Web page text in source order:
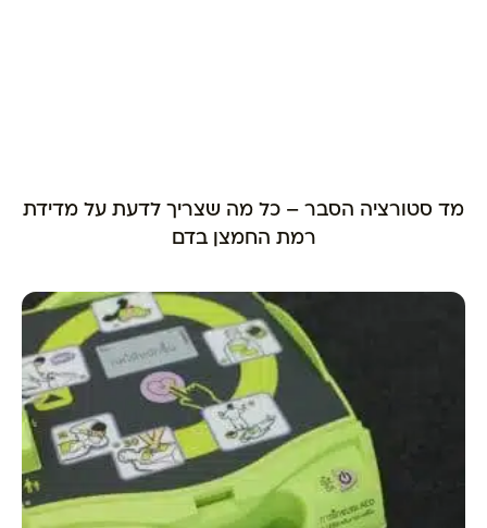
מד סטורציה הסבר – כל מה שצריך לדעת על מדידת
רמת החמצן בדם